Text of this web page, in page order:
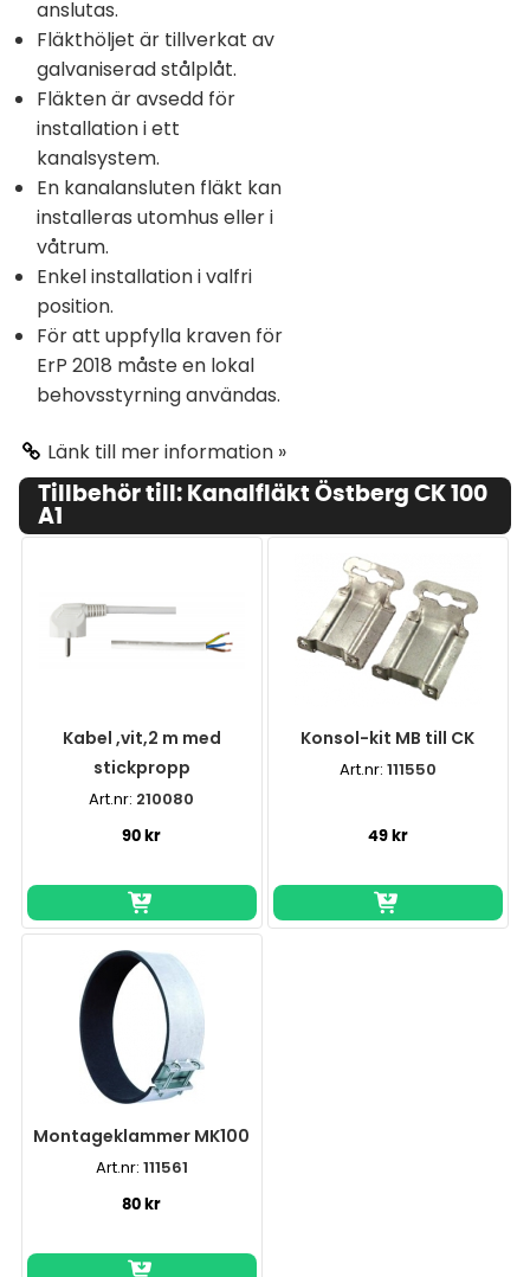
anslutas.
Fläkthöljet är tillverkat av
galvaniserad stålplåt.
Fläkten är avsedd för
installation i ett
kanalsystem.
En kanalansluten fläkt kan
installeras utomhus eller i
våtrum.
Enkel installation i valfri
position.
För att uppfylla kraven för
ErP 2018 måste en lokal
behovsstyrning användas.
Länk till mer information »
Tillbehör till: Kanalfläkt Östberg CK 100
A1
Kabel ,vit,2 m med
stickpropp
Art.nr: 210080
90 kr
Konsol-kit MB till CK
Art.nr: 111550
49 kr
Montageklammer MK100
Art.nr: 111561
80 kr